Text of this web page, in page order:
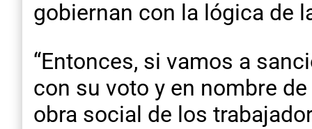
gobiernan con la lógica de
“Entonces, si vamos a
con su voto y en nombre
obra social de los